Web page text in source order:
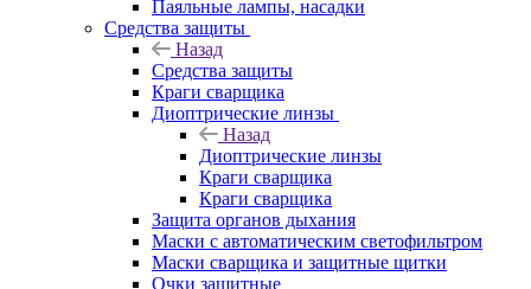
Паяльные лампы, насадки
Средства защиты
Назад
Средства защиты
Краги сварщика
Диоптрические линзы
Назад
Диоптрические линзы
Краги сварщика
Краги сварщика
Защита органов дыхания
Маски с автоматическим светофильтром
Маски сварщика и защитные щитки
Очки защитные